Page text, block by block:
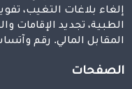
إلغاء بلاغات التغيب،
الطبية، تجديد الإقامات
المقابل المالي. رقم وآتساب:
الصفحات